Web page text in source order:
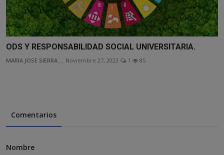
ODS Y RESPONSABILIDAD SOCIAL UNIVERSITARIA.
MARIA JOSE SIERRA ... Noviembre 27, 2023 1 85
Comentarios
Nombre